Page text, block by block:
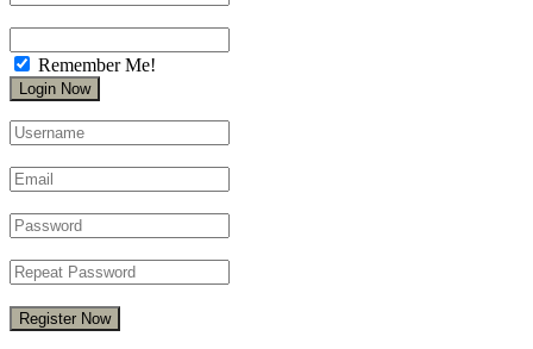
Remember Me!
Register Now